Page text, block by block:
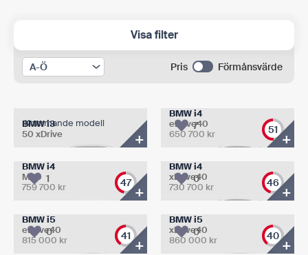
Visa filter
Pris Förmånsvärde
BMW i3
50 xDrive
Kommande modell
+
BMW i4
eDrive40
650 700 kr 51
7
+
BMW i4
M60
759 700 kr 47
1
+
BMW i4
xDrive40
730 700 kr 46
0
+
BMW i5
eDrive40
815 000 kr 41
0
+
BMW i5
xDrive40
860 000 kr 40
0
+